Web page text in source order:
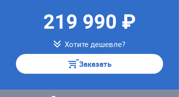
219 990 ₽
Хотите дешевле?
Заказать